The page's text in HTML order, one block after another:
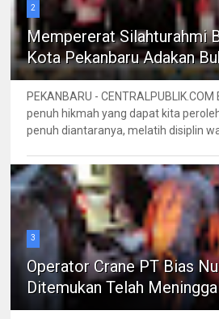
2
Mempererat Silahturahmi
Kota Pekanbaru Adakan
PEKANBARU -
penuh hikmah yang dapat kita
penuh diantaranya, melatih disiplin
3
Operator Crane PT Bias
Ditemukan Telah